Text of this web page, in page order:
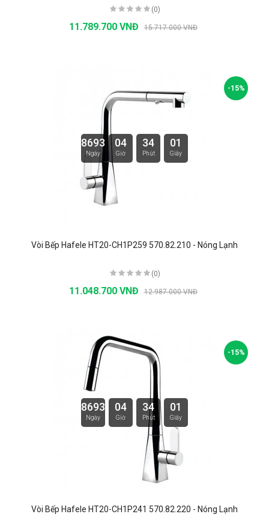
(0)
11.789.700 VNĐ 15.717.000 VNĐ
8693
Ngày
04
Giờ
34
Phút
00
Giây
-15%
Vòi Bếp Hafele HT20-CH1P259 570.82.210 - Nóng Lạnh
(0)
11.048.700 VNĐ 12.987.000 VNĐ
8693
Ngày
04
Giờ
34
Phút
00
Giây
-15%
Vòi Bếp Hafele HT20-CH1P241 570.82.220 - Nóng Lạnh